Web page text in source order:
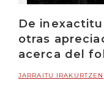
De
otras
acerca del
JARRAITU IRAKURTZEN